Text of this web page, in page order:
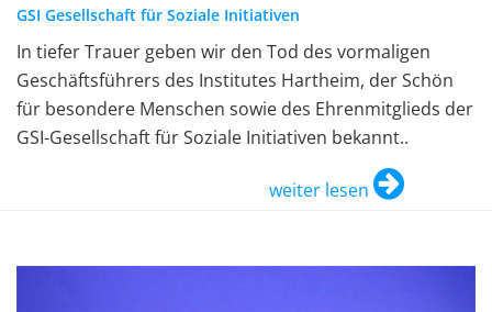
GSI Gesellschaft für Soziale Initiativen
In tiefer Trauer geben wir den Tod des vormaligen
Geschäftsführers des Institutes Hartheim, der Schön
für besondere Menschen sowie des Ehrenmitglieds der
GSI-Gesellschaft für Soziale Initiativen bekannt..
weiter lesen